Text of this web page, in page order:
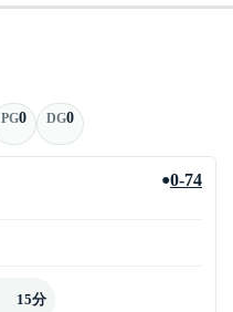
PG0 DG0
●0-74
15分